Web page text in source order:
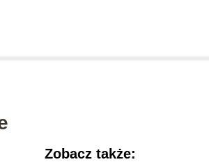
Zobacz także: